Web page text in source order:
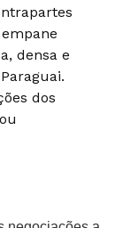
densa e
dos